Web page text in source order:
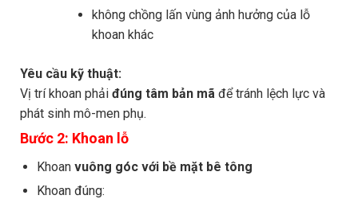
không chồng lấn vùng ảnh hưởng của lỗ
khoan khác
Yêu cầu kỹ thuật:
Vị trí khoan phải đúng tâm bản mã để tránh lệch lực và
phát sinh mô-men phụ.
Bước 2: Khoan lỗ
Khoan vuông góc với bề mặt bê tông
Khoan đúng: